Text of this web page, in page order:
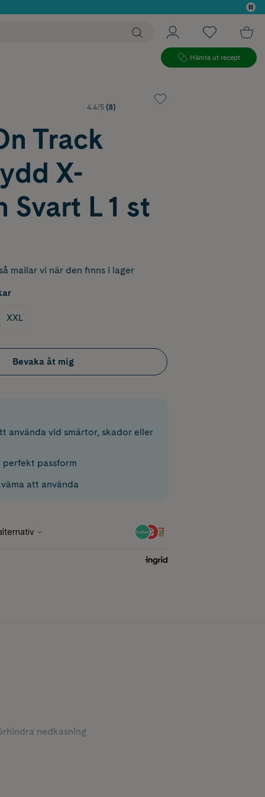
Hämta ut recept
4.4/5 (8)
Track
X-
Svart L 1 st
mailar vi när den finns i lager
XXL
Bevaka åt mig
använda vid smärtor, skador eller
perfekt passform
att använda
nedkasning